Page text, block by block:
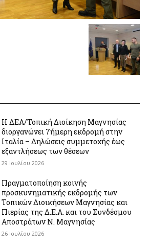
Η ΔΕΑ/Τοπική Διοίκηση Μαγνησίας
διοργανώνει 7ήμερη εκδρομή στην
Ιταλία – Δηλώσεις συμμετοχής έως
εξαντλήσεως των θέσεων
29 Ιουλίου 2026
Πραγματοποίηση κοινής
προσκυνηματικής εκδρομής των
Τοπικών Διοικήσεων Μαγνησίας και
Πιερίας της Δ.Ε.Α. και του Συνδέσμου
Αποστράτων Ν. Μαγνησίας
26 Ιουλίου 2026